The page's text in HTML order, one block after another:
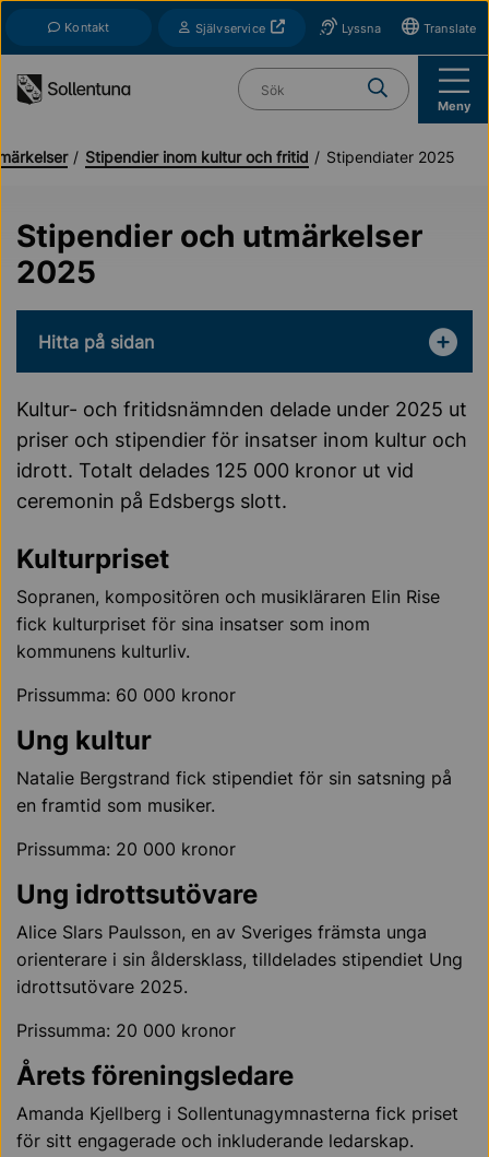
Kontakt SjälvserviceÖppnas i nytt fönsterLyssna Translate
Vad söker du?
Meny
Stipendier inom kultur och fritid Stipendiater 2025
Stipendier och utmärkelser
2025
Hitta på sidan
Kultur- och fritidsnämnden delade under 2025 ut
priser och stipendier för insatser inom kultur och
idrott. Totalt delades 125 000 kronor ut vid
ceremonin på Edsbergs slott.
Kulturpriset
Sopranen, kompositören och musikläraren Elin Rise
fick kulturpriset för sina insatser som inom
kommunens kulturliv.
Prissumma: 60 000 kronor
Ung kultur
Natalie Bergstrand fick stipendiet för sin satsning på
en framtid som musiker.
Prissumma: 20 000 kronor
Ung idrottsutövare
Alice Slars Paulsson, en av Sveriges främsta unga
orienterare i sin åldersklass, tilldelades stipendiet Ung
idrottsutövare 2025.
Prissumma: 20 000 kronor
Årets föreningsledare
Amanda Kjellberg i Sollentunagymnasterna fick priset
för sitt engagerade och inkluderande ledarskap.